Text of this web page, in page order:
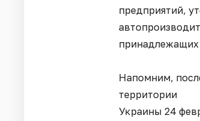
предприятий,
Напомним,
территории
Украины 24